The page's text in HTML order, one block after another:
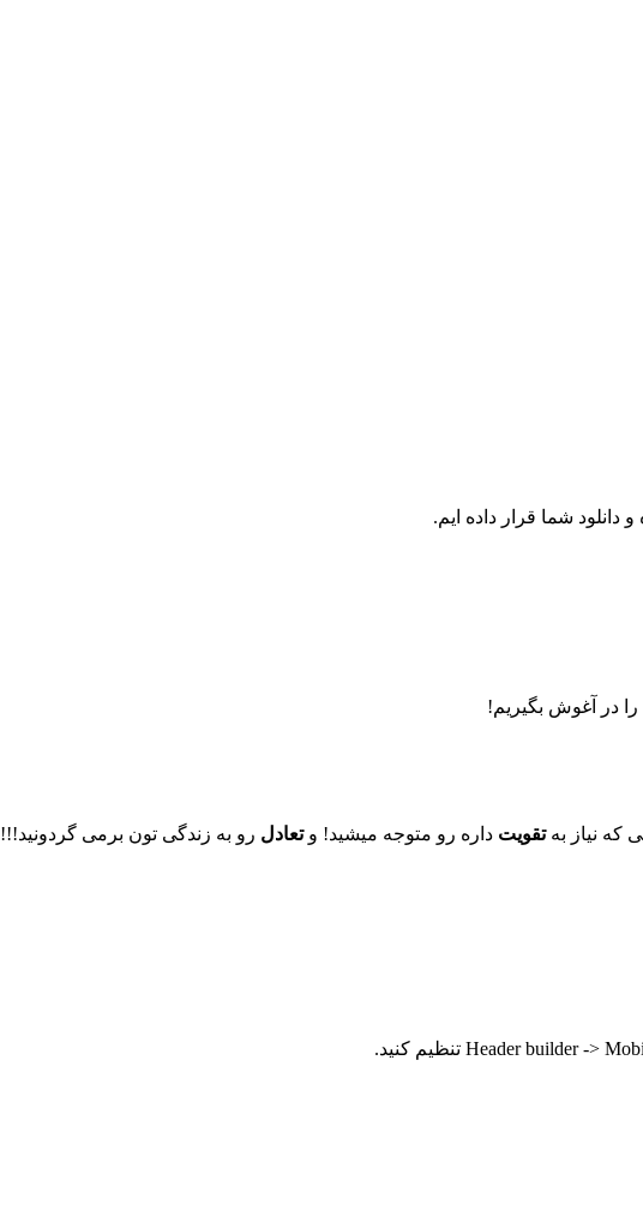
و دانلود شما قرار داده ایم.
را در آغوش بگیریم!
که نیاز بهتقویت داره رو متوجه میشید! وتعادل رو به زندگی تون برمی گردونید!!!